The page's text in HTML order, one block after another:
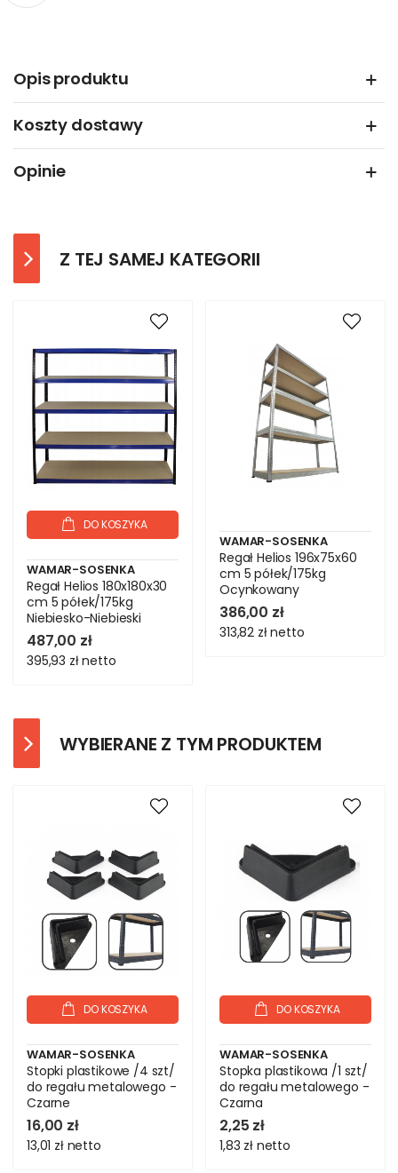
Opis produktu
Koszty dostawy
Opinie
Z TEJ SAMEJ KATEGORII
DO KOSZYKA
WAMAR-SOSENKA
Regał Helios 180x180x30
cm 5 półek/175kg
Niebiesko-Niebieski
487,00 zł
395,93 złnetto
WAMAR-SOSENKA
Regał Helios 196x75x60
cm 5 półek/175kg
Ocynkowany
386,00 zł
313,82 złnetto
WYBIERANE Z TYM PRODUKTEM
DO KOSZYKA
WAMAR-SOSENKA
Stopki plastikowe /4 szt/
do regału metalowego -
Czarne
16,00 zł
13,01 zł netto
DO KOSZYKA
WAMAR-SOSENKA
Stopka plastikowa /1 szt/
do regału metalowego -
Czarna
2,25 zł
1,83 zł netto